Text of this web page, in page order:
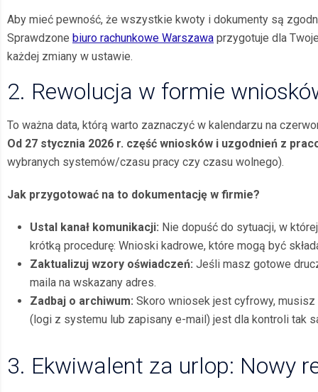
Aby mieć pewność, że wszystkie kwoty i dokumenty są
Sprawdzone biuro rachunkowe Warszawa przygotuje dla
każdej zmiany w ustawie.
2. Rewolucja w formie
To ważna data, którą warto zaznaczyć w kalendarzu na
Od 27 stycznia 2026 r. część wniosków i uzgodnień z
wybranych systemów/czasu pracy czy czasu wolnego).
Jak przygotować na to dokumentację w firmie?
Ustal kanał komunikacji: Nie dopuść do sytuacji, w
krótką procedurę: Wnioski kadrowe, które mogą być
Zaktualizuj wzory oświadczeń: Jeśli masz gotowe
maila na wskazany adres.
Zadbaj o archiwum: Skoro wniosek jest cyfrowy,
(logi z systemu lub zapisany e-mail) jest dla kontroli tak
3. Ekwiwalent za urlop: Nowy